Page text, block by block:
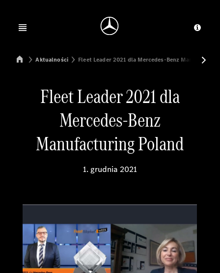
Open menu
Mercedes-Benz Manufacturing Poland
Aktualności Fleet Leader 2021 dla Mercedes-Benz
Fleet Leader 2021 dla
Mercedes-Benz
Manufacturing Poland
1. grudnia 2021